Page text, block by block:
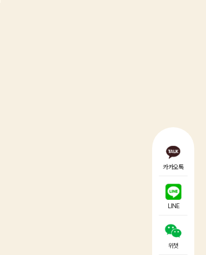
카카오톡
LINE
위챗